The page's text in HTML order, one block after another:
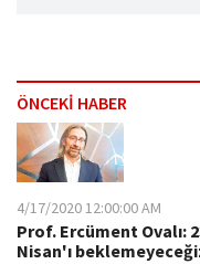
ÖNCEKİ HABER
4/17/2020 12:00:00 AM
Prof. Ercüment Ovalı:
Nisan'ı